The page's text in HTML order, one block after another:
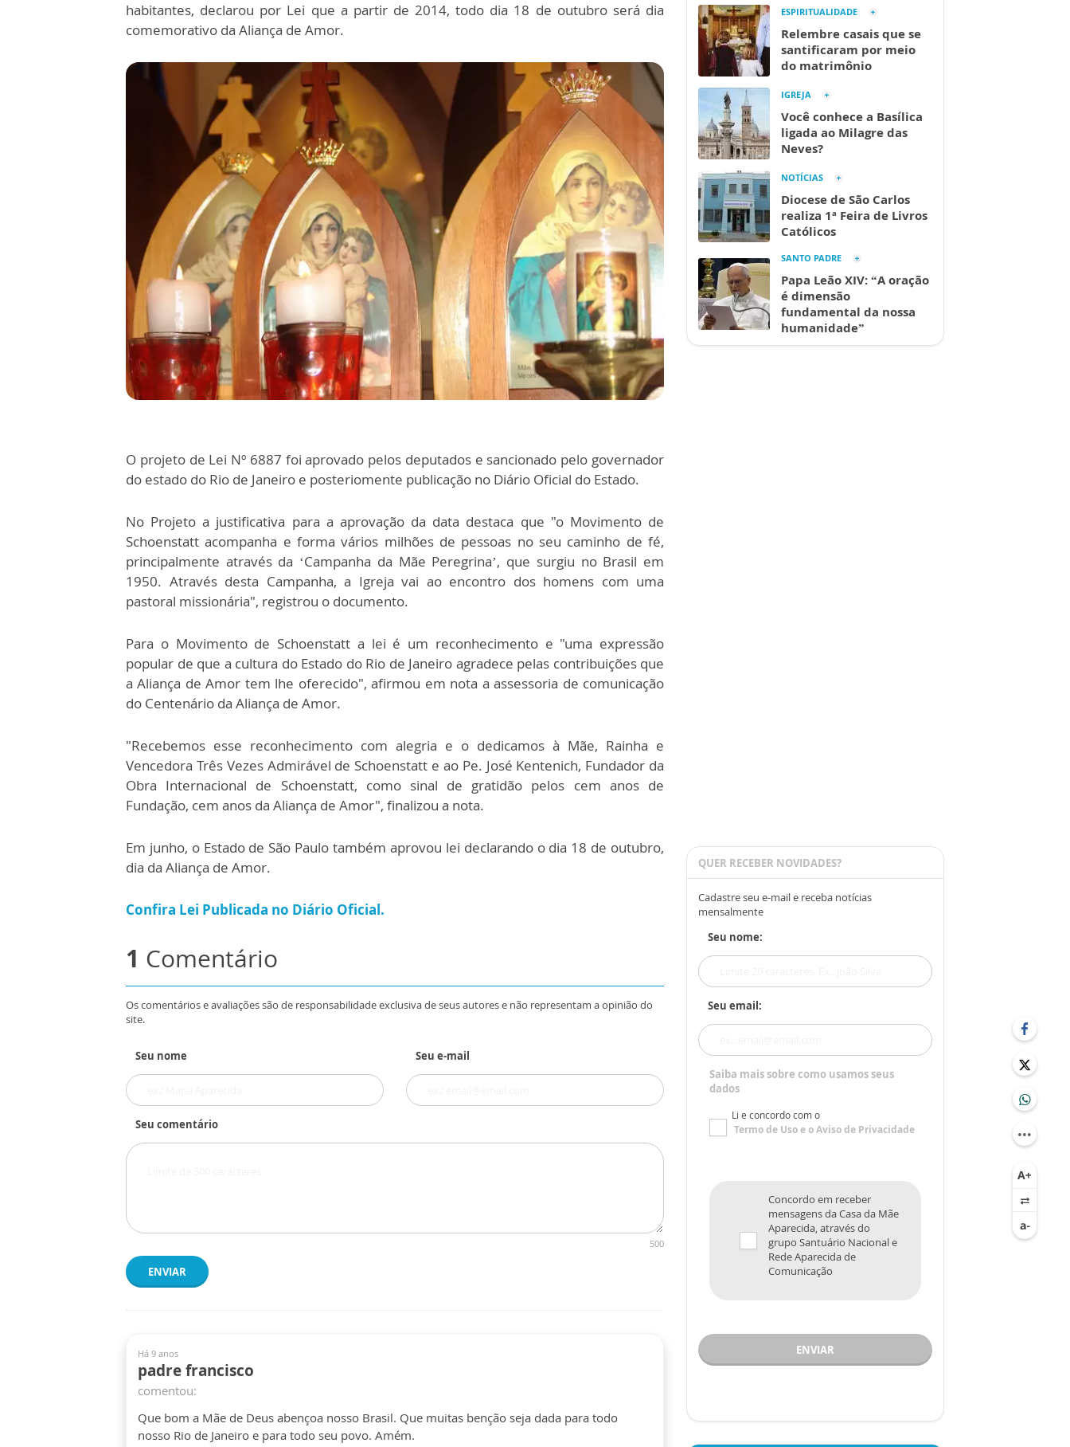
habitantes, declarou por Lei que a partir de 2014, todo dia 18 de outubro será dia
comemorativo da Aliança de Amor.
O projeto de Lei Nº 6887 foi aprovado pelos deputados e sancionado pelo governador
do estado do Rio de Janeiro e posteriomente publicação no Diário Oficial do Estado.
No Projeto a justificativa para a aprovação da data destaca que "o Movimento de
Schoenstatt acompanha e forma vários milhões de pessoas no seu caminho de fé,
principalmente através da ‘Campanha da Mãe Peregrina’, que surgiu no Brasil em
1950. Através desta Campanha, a Igreja vai ao encontro dos homens com uma
pastoral missionária", registrou o documento.
Para o Movimento de Schoenstatt a lei é um reconhecimento e "uma expressão
popular de que a cultura do Estado do Rio de Janeiro agradece pelas contribuições que
a Aliança de Amor tem lhe oferecido", afirmou em nota a assessoria de comunicação
do Centenário da Aliança de Amor.
"Recebemos esse reconhecimento com alegria e o dedicamos à Mãe, Rainha e
Vencedora Três Vezes Admirável de Schoenstatt e ao Pe. José Kentenich, Fundador da
Obra Internacional de Schoenstatt, como sinal de gratidão pelos cem anos de
Fundação, cem anos da Aliança de Amor", finalizou a nota.
Em junho, o Estado de São Paulo também aprovou lei declarando o dia 18 de outubro,
dia da Aliança de Amor.
Confira Lei Publicada no Diário Oficial.
1 Comentário
Os comentários e avaliações são de responsabilidade exclusiva de seus autores e não representam a opinião do
site.
Seu nome Seu e-mail
Seu comentário
500
ENVIAR
Há 9 anos
padre francisco
comentou:
Que bom a Mãe de Deus abençoa nosso Brasil. Que muitas benção seja dada para todo
nosso Rio de Janeiro e para todo seu povo. Amém.
ESPIRITUALIDADE
Relembre casais que se
santificaram por meio
do matrimônio
IGREJA
Você conhece a Basílica
ligada ao Milagre das
Neves?
NOTÍCIAS
Diocese de São Carlos
realiza 1ª Feira de Livros
Católicos
SANTO PADRE
Papa Leão XIV: “A oração
é dimensão
fundamental da nossa
humanidade”
QUER RECEBER NOVIDADES?
Cadastre seu e-mail e receba notícias
mensalmente
Seu nome:
Seu email:
Saiba mais sobre como usamos seus
dados
Li e concordo com o
Termo de Usoe oAviso de Privacidade
Concordo em receber
mensagens da Casa da Mãe
Aparecida, através do
grupo Santuário Nacional e
Rede Aparecida de
Comunicação
ENVIAR